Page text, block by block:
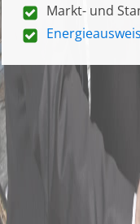
Markt- und
Energieausweis